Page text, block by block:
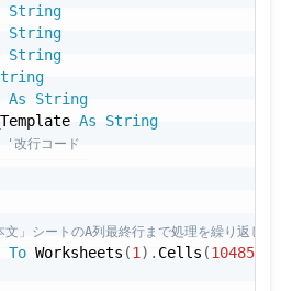
String
String
String
As
String
As
String
'改行コード
」シートのA列最終行まで処理を繰り返しま
To Worksheets (1) . Cells (1048576